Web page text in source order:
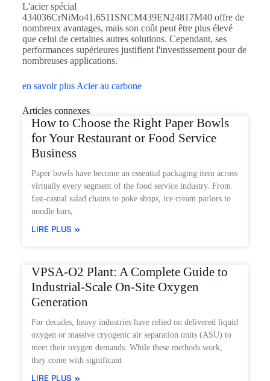
L'acier spécial
434036CrNiMo41.6511SNCM439EN24817M40 offre de
nombreux avantages, mais son coût peut être plus élevé
que celui de certaines autres solutions. Cependant, ses
performances supérieures justifient l'investissement pour de
nombreuses applications.
en savoir plus Acier au carbone
Articles connexes
How to Choose the Right Paper Bowls
for Your Restaurant or Food Service
Business
Paper bowls have become an essential packaging item across
virtually every segment of the food service industry. From
fast-casual salad chains to poke shops, ice cream parlors to
noodle bars,
LIRE PLUS »
VPSA-O2 Plant: A Complete Guide to
Industrial-Scale On-Site Oxygen
Generation
For decades, heavy industries have relied on delivered liquid
oxygen or massive cryogenic air separation units (ASU) to
meet their oxygen demands. While these methods work,
they come with significant
LIRE PLUS »